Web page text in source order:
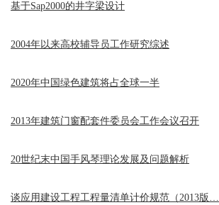
基于Sap2000的井字梁设计
2004年以来高校辅导员工作研究综述
2020年中国绿色建筑将占全球一半
2013年建筑门窗配套件委员会工作会议召开
20世纪末中国手风琴理论发展及问题解析
谈应用建设工程工程量清单计价规范（2013版…